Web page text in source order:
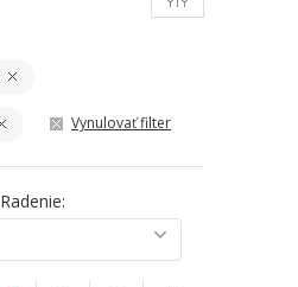
Vynulovať filter
Radenie: